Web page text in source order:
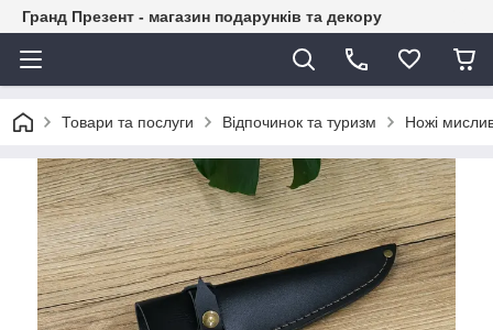
Гранд Презент - магазин подарунків та декору
Товари та послуги Відпочинок та туризм Ножі